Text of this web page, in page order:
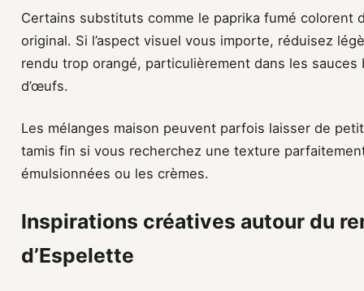
Certains substituts comme le paprika fumé colorent
original. Si l’aspect visuel vous importe, réduisez
rendu trop orangé, particulièrement dans les
d’œufs.
Les mélanges maison peuvent parfois laisser de
tamis fin si vous recherchez une texture
émulsionnées ou les crèmes.
Inspirations créatives autour du
d’Espelette